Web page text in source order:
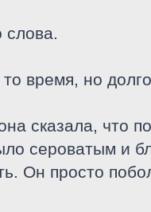
слова.
время, но
сказала, что
сероватым и
Он просто